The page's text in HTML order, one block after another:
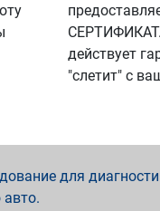
действует
"слетит" с
для
авто.